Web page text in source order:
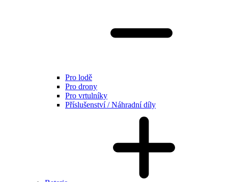
Pro lodě
Pro drony
Pro vrtulníky
Příslušenství / Náhradní díly